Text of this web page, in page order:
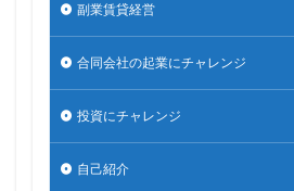
副業賃貸経営
合同会社の起業にチャレンジ
投資にチャレンジ
自己紹介